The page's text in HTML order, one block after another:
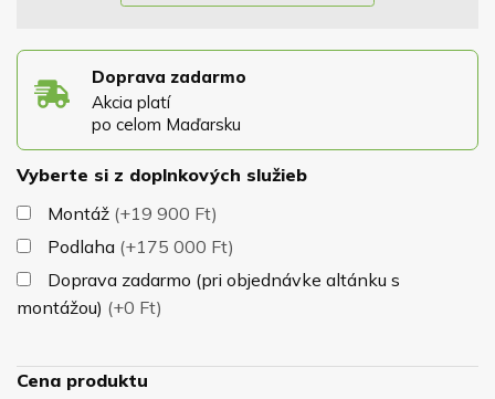
je osadená na masívnej konštrukcii z hranolov 12x12cm,
ktoré zaručujú dokonalú stabilitu altánku pri nepriazni
počasia. Altánok má samonosnú konštrukciu a
nepotrebuje žiadne kotviace prvky. V cene altánku je
Doprava zadarmo
Akcia platí
po celom Maďarsku
Vyberte si z doplnkových služieb
Montáž (+19 900 Ft)
Podlaha (+175 000 Ft)
Doprava zadarmo (pri objednávke altánku s
montážou) (+0 Ft)
Cena produktu